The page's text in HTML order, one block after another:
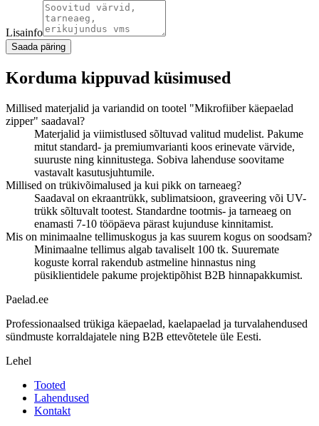
Lisainfo
Saada päring
Korduma kippuvad küsimused
Millised materjalid ja variandid on tootel "Mikrofiiber käepaelad
zipper" saadaval?
Materjalid ja viimistlused sõltuvad valitud mudelist. Pakume
mitut standard- ja premiumvarianti koos erinevate värvide,
suuruste ning kinnitustega. Sobiva lahenduse soovitame
vastavalt kasutusjuhtumile.
Millised on trükivõimalused ja kui pikk on tarneaeg?
Saadaval on ekraantrükk, sublimatsioon, graveering või UV-
trükk sõltuvalt tootest. Standardne tootmis- ja tarneaeg on
enamasti 7-10 tööpäeva pärast kujunduse kinnitamist.
Mis on minimaalne tellimuskogus ja kas suurem kogus on soodsam?
Minimaalne tellimus algab tavaliselt 100 tk. Suuremate
koguste korral rakendub astmeline hinnastus ning
püsiklientidele pakume projektipõhist B2B hinnapakkumist.
Paelad.ee
Professionaalsed trükiga käepaelad, kaelapaelad ja turvalahendused
sündmuste korraldajatele ning B2B ettevõtetele üle Eesti.
Lehel
Tooted
Lahendused
Kontakt